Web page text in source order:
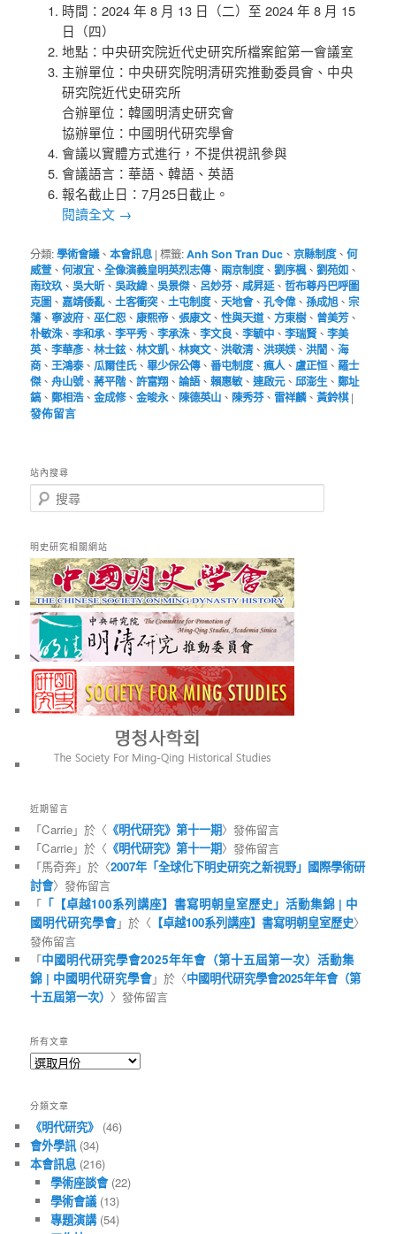
時間：2024 年 8 月 13 日（二）至 2024 年 8 月 15
日（四）
地點：中央研究院近代史研究所檔案館第一會議室
主辦單位：中央研究院明清研究推動委員會、中央
研究院近代史研究所
合辦單位：韓國明清史研究會
協辦單位：中國明代研究學會
會議以實體方式進行，不提供視訊參與
會議語言：華語、韓語、英語
報名截止日：7月25日截止。
閱讀全文 →
分類:學術會議、本會訊息 |標籤:Anh Son Tran Duc 、京縣制度、何
威萱、何淑宜 、全像演義皇明英烈志傳、兩京制度、劉序楓、劉苑如 、
南玟玖 、吳大昕、吳政緯、吳景傑、 呂妙芬、 咸昇延、哲布尊丹巴呼圖
克圖 、嘉靖倭亂、土客衝突、土屯制度、天地會、孔令偉、孫成旭、宗
藩、寧波府、巫仁恕 、 康熙帝 、張康文、性與天道、方東樹、 曾美芳、
朴敏洙、李和承、李平秀、李承洙、李文良 、李毓中 、李瑞賢、李美
英、李華彥、林士鉉、林文凱、林爽文、洪敬清、洪瑛媄、洪誾 、海
商、王鴻泰、 瓜爾佳氏、畢少保公傳、番屯制度、瘋人 、 盧正恒、羅士
傑、舟山號、蔣平階、許富翔 、論語、賴惠敏、連啟元、邱澎生 、鄭址
鎬、鄭相浩、金成修、金晙永、 陳德英山 、 陳秀芬、 雷祥麟、黃鈴棋 |
發佈留言
站內搜尋
搜
尋
明史研究相關網站
近期留言
「Carrie」於〈 《明代研究》第十一期〉發佈留言
「Carrie」於〈 《明代研究》第十一期〉發佈留言
「馬奇奔」於〈2007年「全球化下明史研究之新視野」國際學術研
討會〉發佈留言
「 「【卓越100系列講座】書寫明朝皇室歷史」活動集錦 | 中
國明代研究學會」於〈 【卓越100系列講座】書寫明朝皇室歷史〉
發佈留言
「中國明代研究學會2025年年會（第十五屆第一次）活動集
錦 | 中國明代研究學會」於〈中國明代研究學會2025年年會（第
十五屆第一次） 〉發佈留言
所有文章
所
章
分類文章
《明代研究》 (46)
會外學訊(34)
本會訊息 (216)
學術座談會(22)
學術會議(13)
專題演講(54)